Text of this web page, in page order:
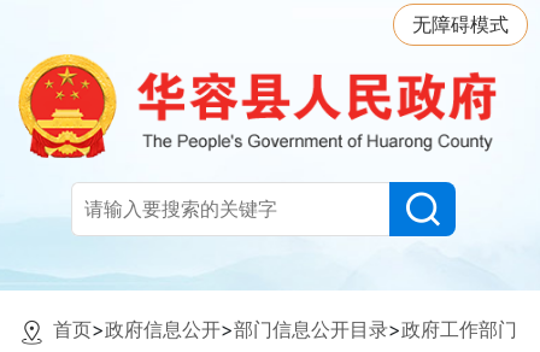
无障碍模式
首页>政府信息公开>部门信息公开目录>政府工作部门